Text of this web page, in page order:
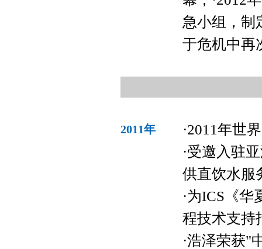
急小组，制
于危机中再
2011年
·2011年世
·受邀入驻
供直饮水服
·为ICS《
程技术支持
·浩泽荣获"